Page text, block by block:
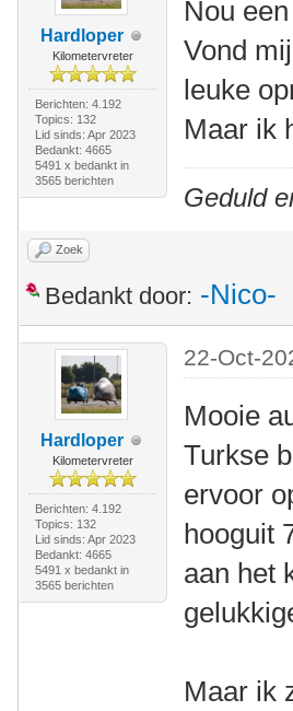
Hardloper
Kilometervreter
Berichten: 4.192
Topics: 132
Lid sinds: Apr 2023
Bedankt: 4665
5491 x bedankt in
3565 berichten
Nou
Vond
leuke
Maar ik
Geduld
Zoek
Bedankt door: -Nico-
Hardloper
Kilometervreter
Berichten: 4.192
Topics: 132
Lid sinds: Apr 2023
Bedankt: 4665
5491 x bedankt in
3565 berichten
22-Oct-
Mooie
Turkse
ervoor
hooguit
aan het
Maar ik